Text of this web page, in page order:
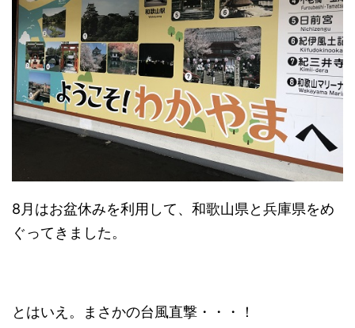
8月はお盆休みを利用して、和歌山県と兵庫県をめ
ぐってきました。
とはいえ。まさかの台風直撃・・・！